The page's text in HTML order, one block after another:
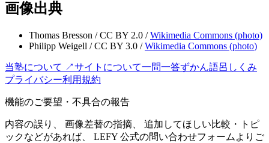
画像出典
Thomas Bresson /CC BY 2.0 / Wikimedia Commons (photo)
Philipp Weigell /CC BY 3.0 / Wikimedia Commons (photo)
当塾について ↗サイトについて一問一答ずかん語呂 しくみ
プライバシー利用規約
機能のご要望・不具合の報告
内容の誤り、 画像差替の指摘、 追加してほしい比較・トピ
ックなどがあれば、 LEFY 公式の問い合わせフォームよりご